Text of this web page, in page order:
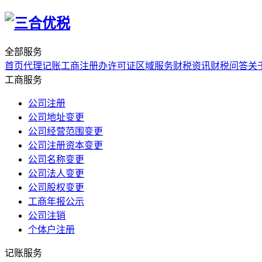
全部服务
首页代理记账工商注册办许可证 区域服务财税资讯财税问答关
工商服务
公司注册
公司地址变更
公司经营范围变更
公司注册资本变更
公司名称变更
公司法人变更
公司股权变更
工商年报公示
公司注销
个体户注册
记账服务